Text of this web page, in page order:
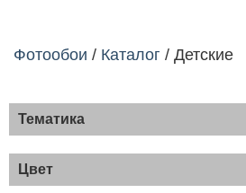
Фотообои / Каталог / Детские
Тематика
Хиты продаж
Детские
Цвет